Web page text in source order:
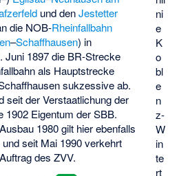
ni
e
K
o
bl
e
n
z-
W
in
te
rt
und denJestetter
die NOB-Rheinfallbahn
–Schaffhausen) in
Juni 1897 die BR-Strecke
als Hauptstrecke
sukzessive ab.
seit der Verstaatlichung der
1902 Eigentum der SBB.
1980 gilt hier ebenfalls
seit Mai 1990 verkehrt
des ZVV.